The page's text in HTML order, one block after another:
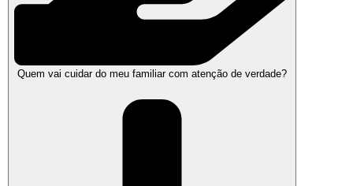
Quem vai cuidar do meu familiar com atenção de verdade?